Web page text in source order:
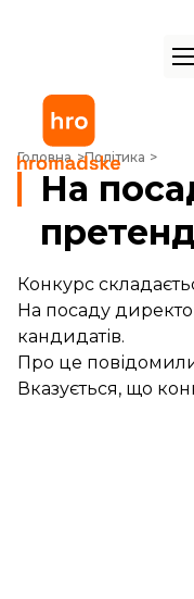
Головна Політика
На посаду голови
На
Конкурс
На посаду
кандидатів.
Про це
Вказується, що